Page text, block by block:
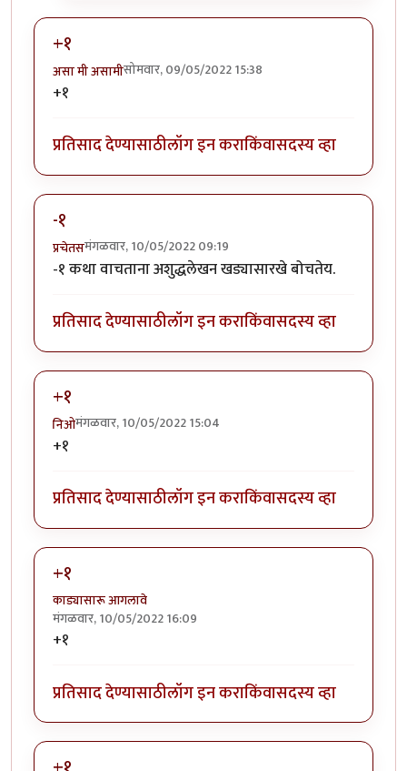
+१
असा मी असामीसोमवार, 09/05/2022 15:38
+१
प्रतिसाद देण्यासाठीलॉग इन कराकिंवासदस्य व्हा
-१
प्रचेतसमंगळवार, 10/05/2022 09:19
-१ कथा वाचताना अशुद्धलेखन खड्यासारखे बोचतेय.
प्रतिसाद देण्यासाठीलॉग इन कराकिंवासदस्य व्हा
+१
निओमंगळवार, 10/05/2022 15:04
+१
प्रतिसाद देण्यासाठीलॉग इन कराकिंवासदस्य व्हा
+१
काड्यासारू आगलावे
मंगळवार, 10/05/2022 16:09
+१
प्रतिसाद देण्यासाठीलॉग इन कराकिंवासदस्य व्हा